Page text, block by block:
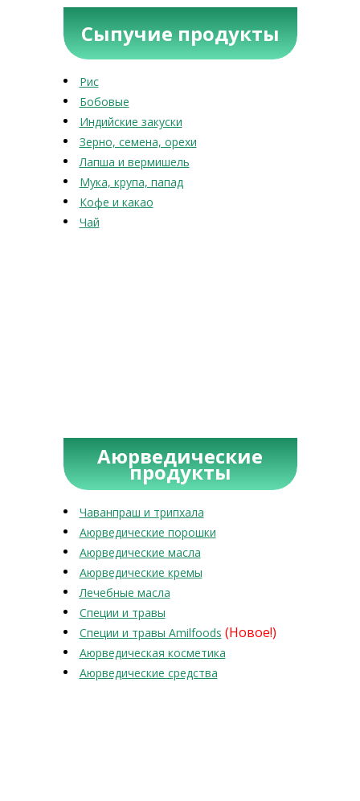
Сыпучие продукты
Рис
Бобовые
Индийские закуски
Зерно, семена, орехи
Лапша и вермишель
Мука, крупа, папад
Кофе и какао
Чай
Аюрведические
продукты
Чаванпраш и трипхала
Аюрведические порошки
Аюрведические масла
Аюрведические кремы
Лечебные масла
Специи и травы
Специи и травы Amilfoods (Новое!)
Аюрведическая косметика
Аюрведические средства